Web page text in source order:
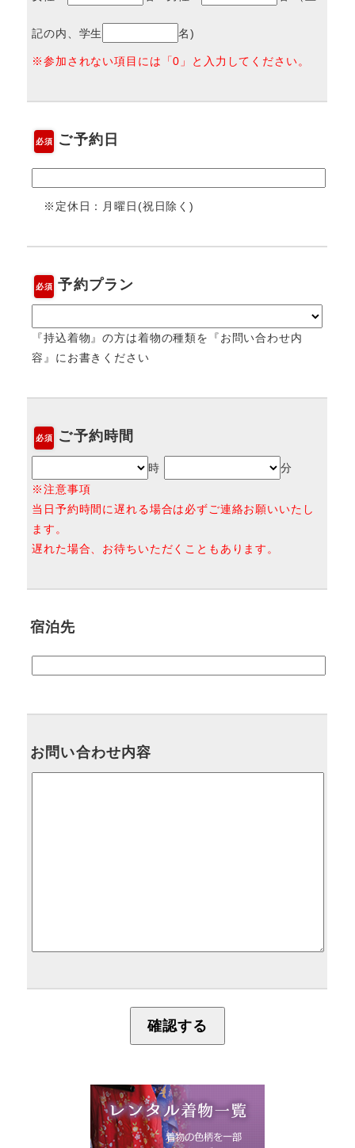
記の内、学生 名)
※参加されない項目には「0」と入力してください。
必須 ご予約日
※定休日：月曜日(祝日除く)
必須 予約プラン
『持込着物』の方は着物の種類を『お問い合わせ内
容』にお書きください
必須 ご予約時間
時
分
※注意事項
当日予約時間に遅れる場合は必ずご連絡お願いいたし
ます。
遅れた場合、お待ちいただくこともあります。
宿泊先
お問い合わせ内容